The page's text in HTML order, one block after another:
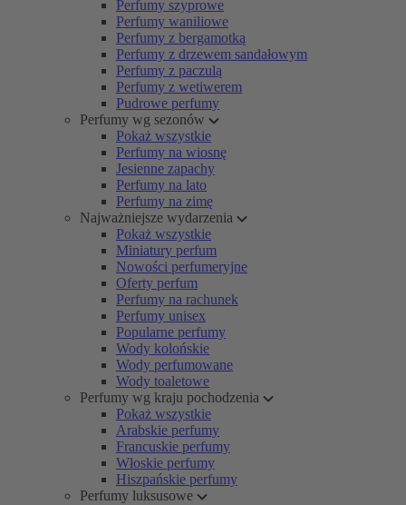
Perfumy szyprowe
Perfumy waniliowe
Perfumy z bergamotką
Perfumy z drzewem sandałowym
Perfumy z paczulą
Perfumy z wetiwerem
Pudrowe perfumy
Perfumy wg sezonów
Pokaż wszystkie
Perfumy na wiosnę
Jesienne zapachy
Perfumy na lato
Perfumy na zimę
Najważniejsze wydarzenia
Pokaż wszystkie
Miniatury perfum
Nowości perfumeryjne
Oferty perfum
Perfumy na rachunek
Perfumy unisex
Popularne perfumy
Wody kolońskie
Wody perfumowane
Wody toaletowe
Perfumy wg kraju pochodzenia
Pokaż wszystkie
Arabskie perfumy
Francuskie perfumy
Włoskie perfumy
Hiszpańskie perfumy
Perfumy luksusowe